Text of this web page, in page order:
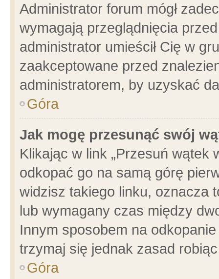
Administrator forum mógł
wymagają przeglądnięcia
administrator umieścił Cię w
zaakceptowane przed
administratorem, by uzyskać
Góra
Jak mogę przesunąć swój
Klikając w link „Przesuń wątek
odkopać go na samą górę
widzisz takiego linku, oznacza
lub wymagany czas między
Innym sposobem na
trzymaj się jednak zasad
Góra